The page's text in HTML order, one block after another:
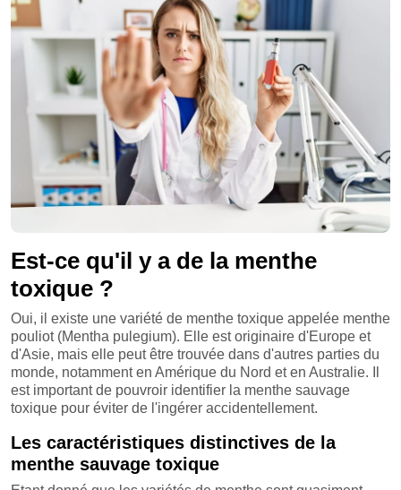
Est-ce qu'il y a de la menthe
toxique ?
Oui, il existe une variété de menthe toxique appelée menthe
pouliot (Mentha pulegium). Elle est originaire d'Europe et
d'Asie, mais elle peut être trouvée dans d'autres parties du
monde, notamment en Amérique du Nord et en Australie. Il
est important de pouvroir identifier la menthe sauvage
toxique pour éviter de l'ingérer accidentellement.
Les caractéristiques distinctives de la
menthe sauvage toxique